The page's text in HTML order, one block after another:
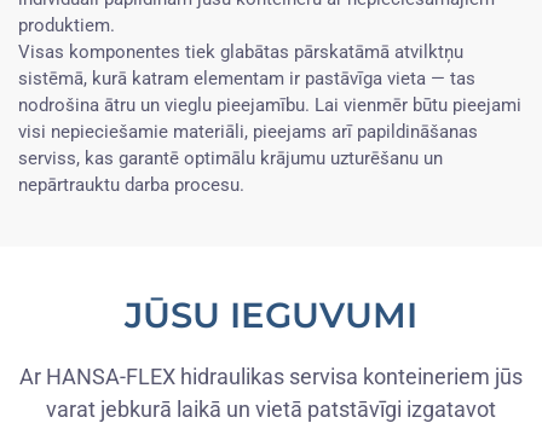
produktiem.
Visas komponentes tiek glabātas pārskatāmā atvilktņu
sistēmā, kurā katram elementam ir pastāvīga vieta — tas
nodrošina ātru un vieglu pieejamību. Lai vienmēr būtu pieejami
visi nepieciešamie materiāli, pieejams arī papildināšanas
serviss, kas garantē optimālu krājumu uzturēšanu un
nepārtrauktu darba procesu.
JŪSU IEGUVUMI
Ar HANSA-FLEX hidraulikas servisa konteineriem jūs
varat jebkurā laikā un vietā patstāvīgi izgatavot